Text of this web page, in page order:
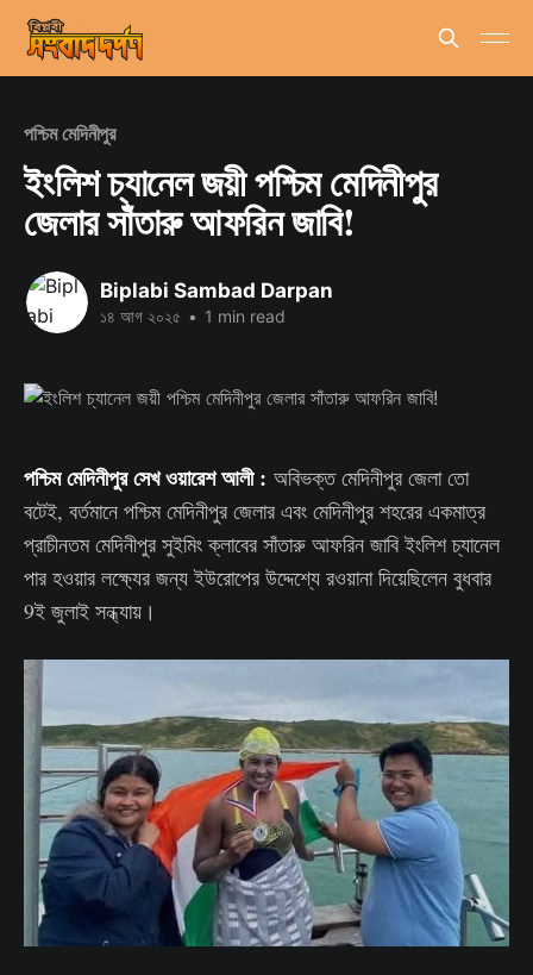
পশ্চিম মেদিনীপুর
ইংলিশ চ্যানেল জয়ী পশ্চিম মেদিনীপুর
জেলার সাঁতারু আফরিন জাবি!
Biplabi Sambad Darpan
১৪ আগ ২০২৫ • 1 min read
পশ্চিম মেদিনীপুর সেখ ওয়ারেশ আলী : অবিভক্ত মেদিনীপুর জেলা তো
বটেই, বর্তমানে পশ্চিম মেদিনীপুর জেলার এবং মেদিনীপুর শহরের একমাত্র
প্রাচীনতম মেদিনীপুর সুইমিং ক্লাবের সাঁতারু আফরিন জাবি ইংলিশ চ্যানেল
পার হওয়ার লক্ষ্যের জন্য ইউরোপের উদ্দেশ্যে রওয়ানা দিয়েছিলেন বুধবার
9ই জুলাই সন্ধ্যায়।